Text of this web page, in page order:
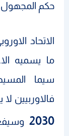
حكم
الاتحاد
ما يسميه
سيما
فالاوربيين
2030